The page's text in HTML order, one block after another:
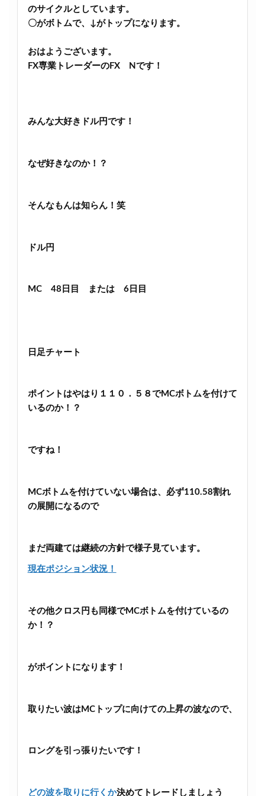
のサイクルとしています。
〇がボトムで、↓がトップになります。
おはようございます。
FX専業トレーダーのFX Nです！
みんな大好きドル円です！
なぜ好きなのか！？
そんなもんは知らん！笑
ドル円
MC 48日目 または 6日目
日足チャート
ポイントはやはり１１０．５８でMCボトムを付けて
いるのか！？
ですね！
MCボトムを付けていない場合は、必ず110.58割れ
の展開になるので
まだ両建ては継続の方針で様子見ています。
現在ポジション状況！
その他クロス円も同様でMCボトムを付けているの
か！？
がポイントになります！
取りたい波はMCトップに向けての上昇の波なので、
ロングを引っ張りたいです！
どの波を取りに行くか決めてトレードしましょう